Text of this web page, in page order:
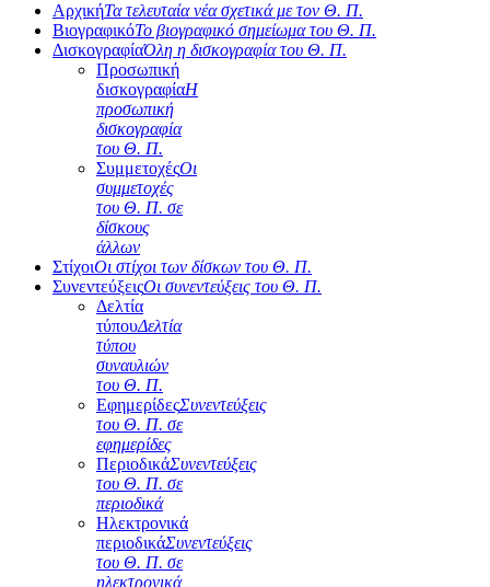
ΑρχικήΤα τελευταία νέα σχετικά με τον Θ. Π.
ΒιογραφικόΤο βιογραφικό σημείωμα του Θ. Π.
ΔισκογραφίαΌλη η δισκογραφία του Θ. Π.
Προσωπική
δισκογραφίαΗ
προσωπική
δισκογραφία
του Θ. Π.
ΣυμμετοχέςΟι
συμμετοχές
του Θ. Π. σε
δίσκους
άλλων
ΣτίχοιΟι στίχοι των δίσκων του Θ. Π.
ΣυνεντεύξειςΟι συνεντεύξεις του Θ. Π.
Δελτία
τύπουΔελτία
τύπου
συναυλιών
του Θ. Π.
ΕφημερίδεςΣυνεντεύξεις
του Θ. Π. σε
εφημερίδες
ΠεριοδικάΣυνεντεύξεις
του Θ. Π. σε
περιοδικά
Ηλεκτρονικά
περιοδικάΣυνεντεύξεις
του Θ. Π. σε
ηλεκτρονικά